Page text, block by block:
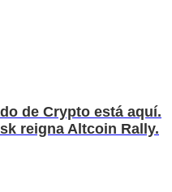
de Crypto está aquí.
reigna Altcoin Rally.